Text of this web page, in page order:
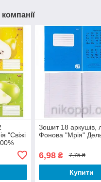
"Свіжі
Зошит 18 аркушів,
Фонова "Мрія"
6,98₴ 7,75 ₴
Купити